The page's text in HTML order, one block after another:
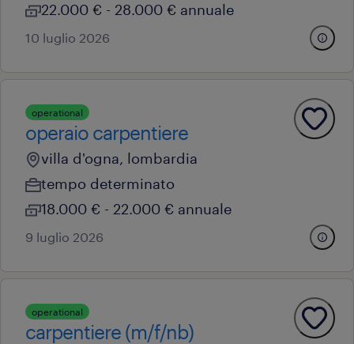
22.000 € - 28.000 € annuale
10 luglio 2026
operational
operaio carpentiere
villa d'ogna, lombardia
tempo determinato
18.000 € - 22.000 € annuale
9 luglio 2026
operational
carpentiere (m/f/nb)